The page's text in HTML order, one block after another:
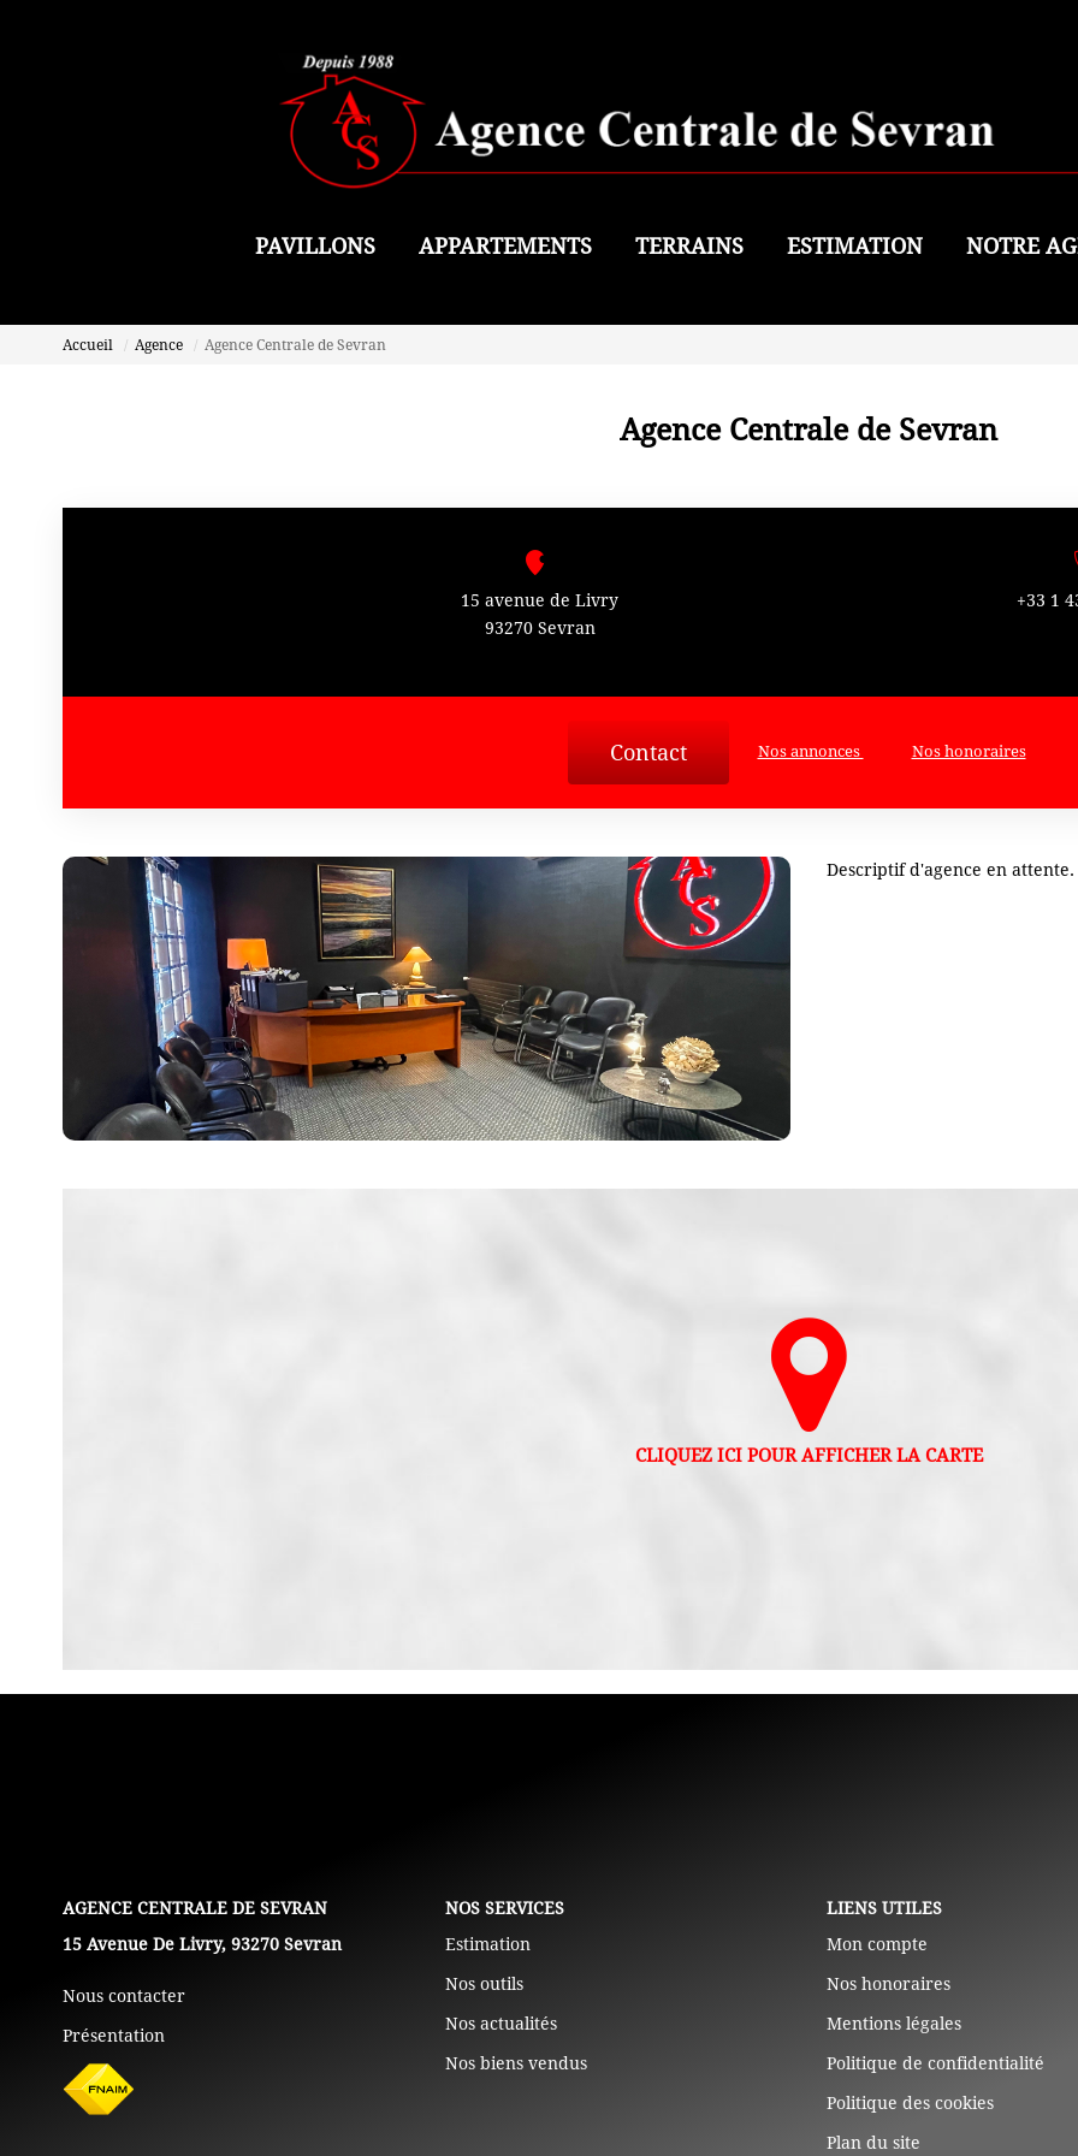
PAVILLONS APPARTEMENTS TERRAINS ESTIMATION NOTRE
Accueil Agence Agence Centrale de Sevran
Agence Centrale de Sevran
15 avenue de Livry
93270 Sevran
+33 1
Contact Nos annonces Nos honoraires
Descriptif d'agence en attente.
L'AGENCE
15 Avenue De Livry, 93270 Sevran
Nous contacter
Présentation
NOS SERVICES
Estimation
Nos outils
Nos actualités
Nos biens vendus
LIENS UTILES
Mon compte
Nos honoraires
Mentions légales
Politique de confidentialité
Politique des cookies
Plan du site